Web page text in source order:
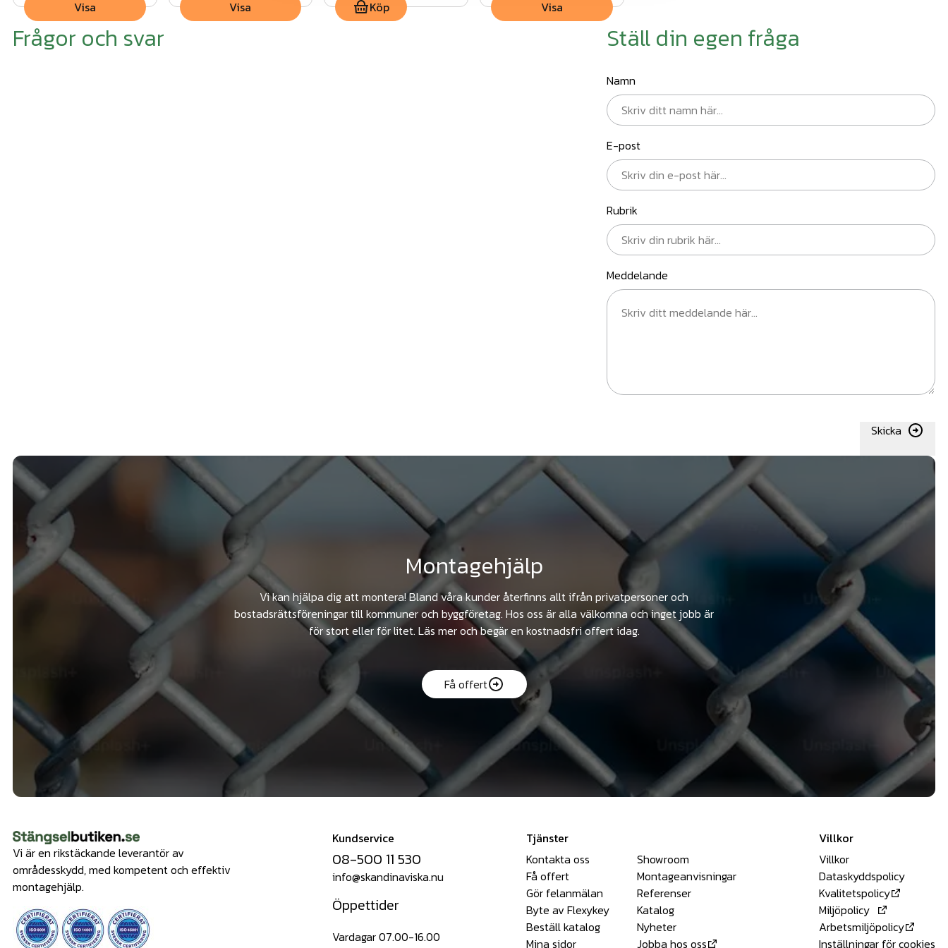
Visa Visa Köp Visa
Frågor och svar Ställ din egen fråga
Namn
E-post
Rubrik
Meddelande
Skicka
Montagehjälp
Vi kan hjälpa dig att montera! Bland våra kunder återfinns allt ifrån privatpersoner och
bostadsrättsföreningar till kommuner och byggföretag. Hos oss är alla välkomna och inget jobb är
för stort eller för litet. Läs mer och begär en kostnadsfri offert idag.
Få offert
Vi är en rikstäckande leverantör av
områdesskydd, med kompetent och effektiv
montagehjälp.
Kundservice
08-500 11 530
info@skandinaviska.nu
Öppettider
Vardagar 07.00-16.00
Tjänster
Kontakta oss
Få offert
Gör felanmälan
Byte av Flexykey
Beställ katalog
Mina sidor
Showroom
Montageanvisningar
Referenser
Katalog
Nyheter
Jobba hos oss
Villkor
Villkor
Dataskyddspolicy
Kvalitetspolicy
Miljöpolicy
Arbetsmiljöpolicy
Inställningar för cookies